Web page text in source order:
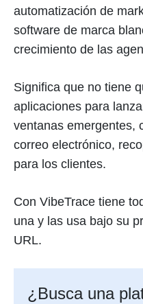
automatización de
software de marca
crecimiento de las
Significa que no tiene
aplicaciones para
ventanas emergentes,
correo electrónico,
para los clientes.
Con VibeTrace tiene
una y las usa bajo su
URL.
¿Busca una